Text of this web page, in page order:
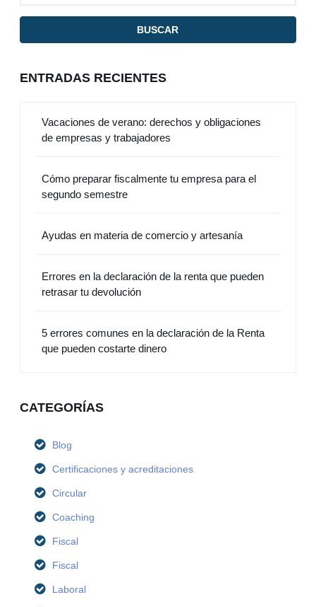
ENTRADAS RECIENTES
Vacaciones de verano: derechos y obligaciones
de empresas y trabajadores
Cómo preparar fiscalmente tu empresa para el
segundo semestre
Ayudas en materia de comercio y artesanía
Errores en la declaración de la renta que pueden
retrasar tu devolución
5 errores comunes en la declaración de la Renta
que pueden costarte dinero
CATEGORÍAS
Blog
Certificaciones y acreditaciones
Circular
Coaching
Fiscal
Fiscal
Laboral